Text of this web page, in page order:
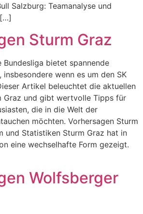
Salzburg: Teamanalyse und
Sturm Graz
Bundesliga bietet spannende
wenn es um den SK
Artikel beleuchtet die aktuellen
Graz und gibt wertvolle Tipps für
die in die Welt der
möchten. Vorhersagen Sturm
und Statistiken Sturm Graz hat in
eine wechselhafte Form gezeigt.
Wolfsberger